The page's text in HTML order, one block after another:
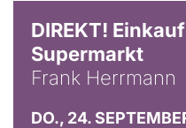
DIREKT!
Supermarkt
Frank Herrmann
DO., 24.